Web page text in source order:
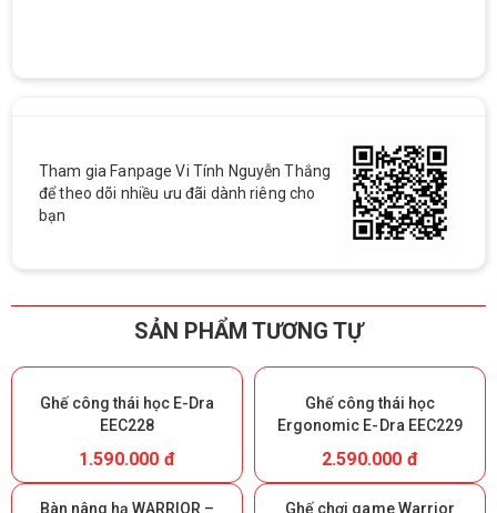
Tham gia Fanpage Vi Tính Nguyễn Thắng
để theo dõi nhiều ưu đãi dành riêng cho
bạn
SẢN PHẨM TƯƠNG TỰ
Ghế công thái học E-Dra
EEC228
1.590.000 đ
Ghế công thái học
Ergonomic E-Dra EEC229
2.590.000 đ
Bàn nâng hạ WARRIOR –
Ghế chơi game Warrior